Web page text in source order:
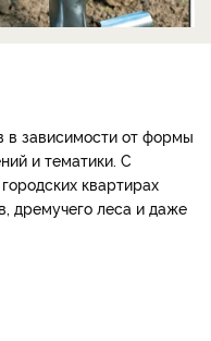
в зависимости от формы
и тематики. С
квартирах
дремучего леса и даже